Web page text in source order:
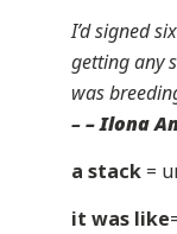
I’d signed
getting any
was
–– Ilona
a stack =
it was like